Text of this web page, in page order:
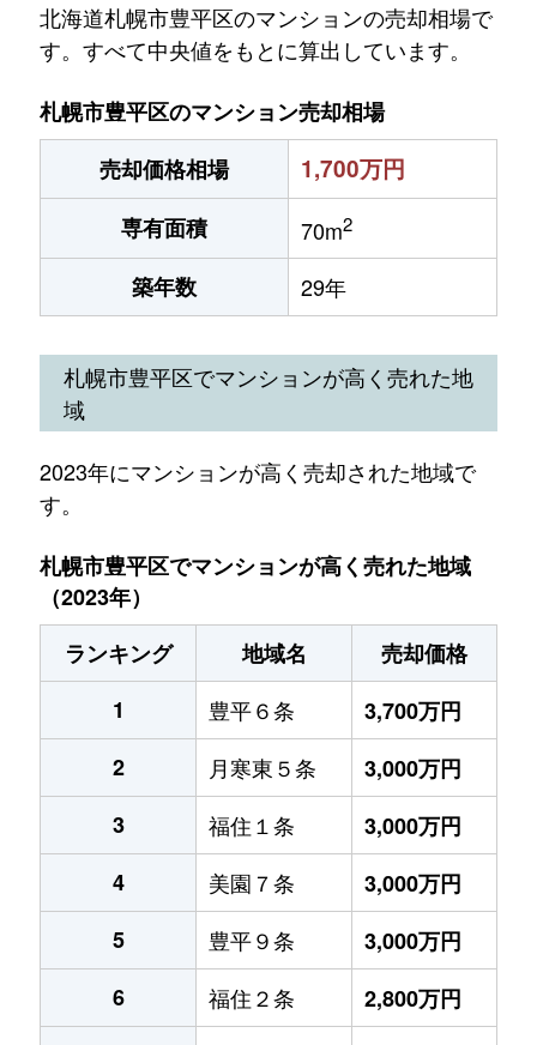
北海道札幌市豊平区のマンションの売却相場で
す。すべて中央値をもとに算出しています。
札幌市豊平区のマンション売却相場
売却価格相場
1,700万円
専有面積 70m2
築年数 29年
札幌市豊平区でマンションが高く売れた地
域
2023年にマンションが高く売却された地域で
す。
札幌市豊平区でマンションが高く売れた地域
（2023年）
ランキング
地域名
売却価格
1
豊平６条
3,700万円
2
月寒東５条
3,000万円
3
福住１条
3,000万円
4
美園７条
3,000万円
5
豊平９条
3,000万円
6
福住２条
2,800万円